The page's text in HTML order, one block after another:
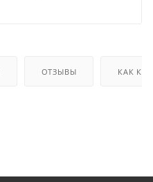
ОТЗЫВЫ КАК